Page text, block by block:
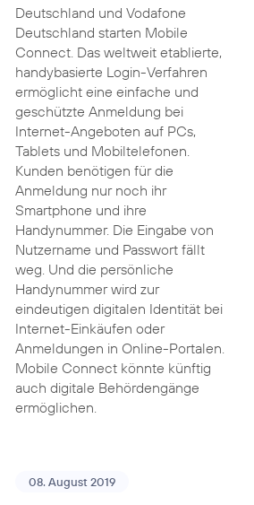
Deutschland und Vodafone
Deutschland starten Mobile
Connect. Das weltweit etablierte,
handybasierte Login-Verfahren
ermöglicht eine einfache und
geschützte Anmeldung bei
Internet-Angeboten auf PCs,
Tablets und Mobiltelefonen.
Kunden benötigen für die
Anmeldung nur noch ihr
Smartphone und ihre
Handynummer. Die Eingabe von
Nutzername und Passwort fällt
weg. Und die persönliche
Handynummer wird zur
eindeutigen digitalen Identität bei
Internet-Einkäufen oder
Anmeldungen in Online-Portalen.
Mobile Connect könnte künftig
auch digitale Behördengänge
ermöglichen.
08. August 2019